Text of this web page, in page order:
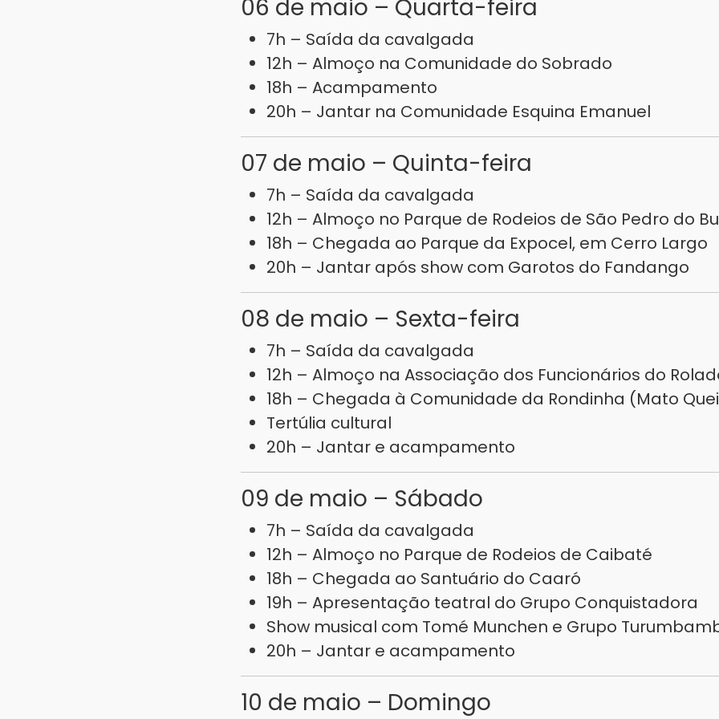
06 de maio – Quarta-feira
7h – Saída da cavalgada
12h – Almoço na Comunidade do Sobrado
18h – Acampamento
20h – Jantar na Comunidade Esquina Emanuel
07 de maio – Quinta-feira
7h – Saída da cavalgada
12h – Almoço no Parque de Rodeios de São Pedro do
18h – Chegada ao Parque da Expocel, em Cerro Largo
20h – Jantar após show com Garotos do Fandango
08 de maio – Sexta-feira
7h – Saída da cavalgada
12h – Almoço na Associação dos Funcionários do
18h – Chegada à Comunidade da Rondinha (Mato
Tertúlia cultural
20h – Jantar e acampamento
09 de maio – Sábado
7h – Saída da cavalgada
12h – Almoço no Parque de Rodeios de Caibaté
18h – Chegada ao Santuário do Caaró
19h – Apresentação teatral do Grupo Conquistadora
Show musical com Tomé Munchen e Grupo
20h – Jantar e acampamento
10 de maio – Domingo